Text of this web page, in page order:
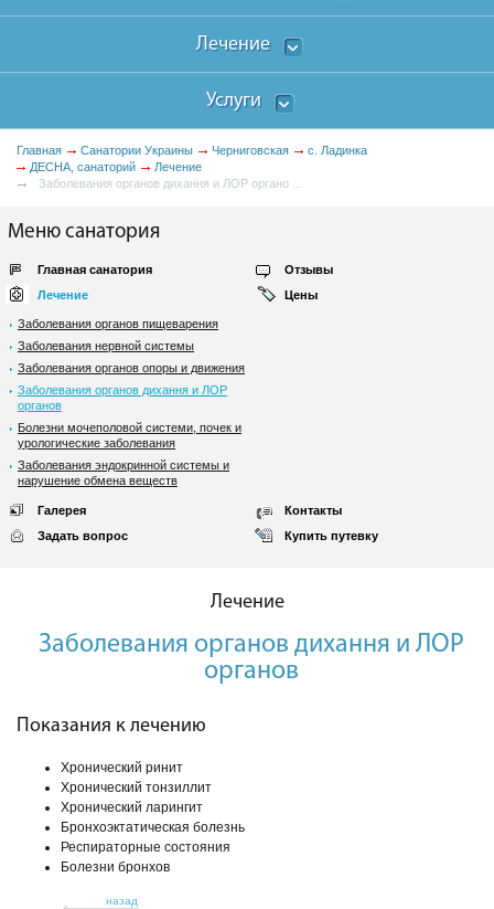
Лечение
Услуги
Главная Санатории Украины Черниговская
с. Ладинка
ДЕСНА, санаторий
Лечение
Заболевания органов дихання и ЛОР органо ...
Меню санатория
Главная санатория
Отзывы
Лечение
Заболевания органов пищеварения
Заболевания нервной системы
Заболевания органов опоры и движения
Заболевания органов дихання и ЛОР
органов
Болезни мочеполовой системи, почек и
урологические заболевания
Заболевания эндокринной системы и
нарушение обмена веществ
Цены
Галерея
Контакты
Задать вопрос
Купить путевку
Лечение
Заболевания органов дихання и ЛОР
органов
Показания к лечению
Хронический ринит
Хронический тонзиллит
Хронический ларингит
Бронхоэктатическая болезнь
Респираторные состояния
Болезни бронхов
назад